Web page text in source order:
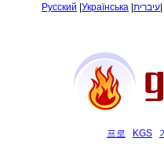
Русский Українська עיברית
프로 KGS